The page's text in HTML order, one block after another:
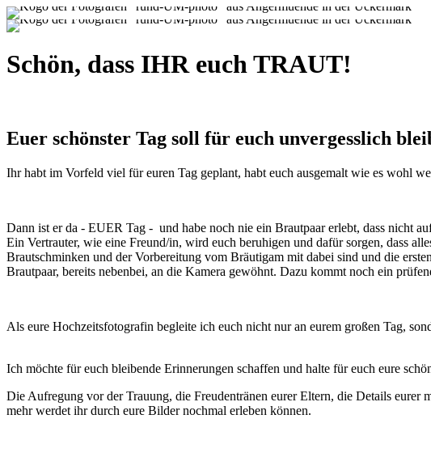
Schön, dass IHR euch TRAUT!
Euer schönster Tag soll für euch unvergesslich
Ihr habt im Vorfeld viel für euren Tag geplant, habt euch ausgemalt wie es wohl
Dann ist er da - EUER Tag - und habe noch nie ein Brautpaar erlebt, dass nicht
Ein Vertrauter, wie eine Freund/in, wird euch beruhigen und dafür sorgen, dass
Brautschminken und der Vorbereitung vom Bräutigam mit dabei sind und die
Brautpaar, bereits nebenbei, an die Kamera gewöhnt. Dazu kommt noch ein
Als eure Hochzeitsfotografin begleite ich euch nicht nur an eurem großen Tag,
Ich möchte für euch bleibende Erinnerungen schaffen und halte für euch eure
Die Aufregung vor der Trauung, die Freudentränen eurer Eltern, die Details
mehr werdet ihr durch eure Bilder nochmal erleben können.